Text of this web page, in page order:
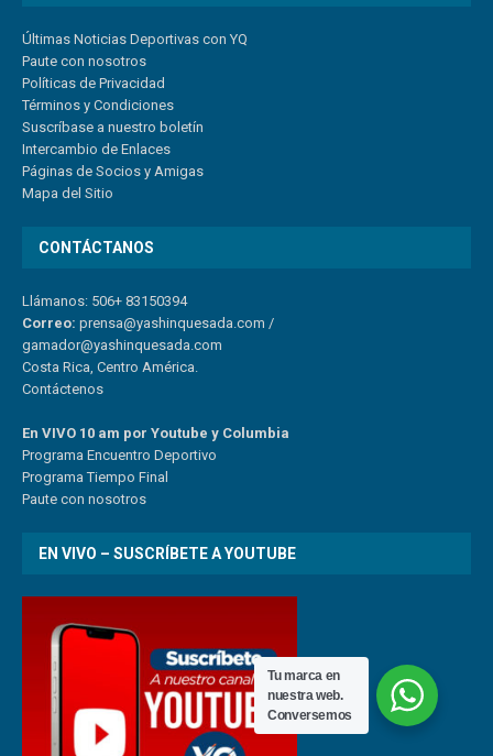
Últimas Noticias Deportivas con YQ
Paute con nosotros
Políticas de Privacidad
Términos y Condiciones
Suscríbase a nuestro boletín
Intercambio de Enlaces
Páginas de Socios y Amigas
Mapa del Sitio
CONTÁCTANOS
Llámanos: 506+ 83150394
Correo: prensa@yashinquesada.com /
gamador@yashinquesada.com
Costa Rica, Centro América.
Contáctenos
En VIVO 10 am por Youtube y Columbia
Programa Encuentro Deportivo
Programa Tiempo Final
Paute con nosotros
EN VIVO – SUSCRÍBETE A YOUTUBE
Tu marca en
nuestra web.
Conversemos